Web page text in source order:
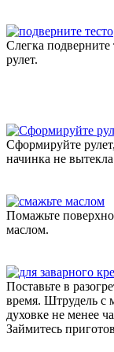
Слегка подверните
рулет.
Сформируйте
начинка не
Помажьте
маслом.
Поставьте в
время. Штрудель с
духовке не менее
Займитесь